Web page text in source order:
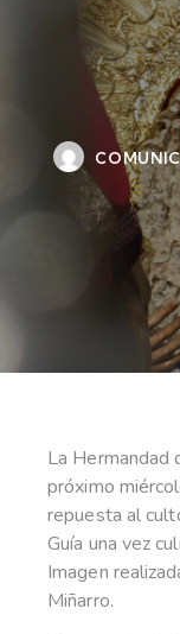
La Hermandad
próximo
repuesta al
Guía una vez
Imagen
Miñarro.